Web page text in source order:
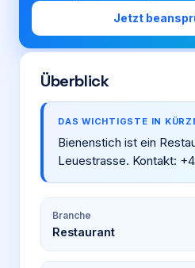
Jetzt
Überblick
DAS WICHTIGSTE IN
Bienenstich ist ein
Leuestrasse. Kontakt:
Branche
Restaurant